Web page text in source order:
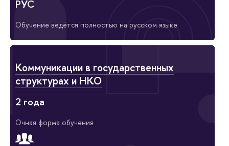
РУС
Обучение ведётся полностью на русском языке
Коммуникации в государственных
структурах и НКО
2 года
Очная форма обучения